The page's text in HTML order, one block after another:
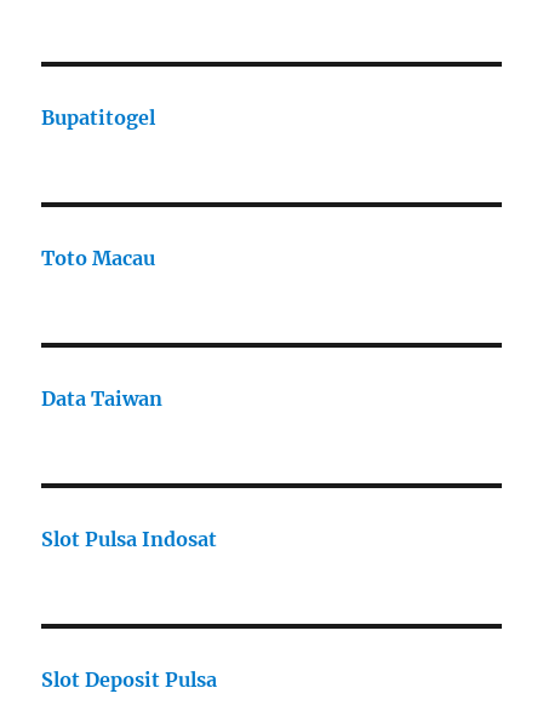
Bupatitogel
Toto Macau
Data Taiwan
Slot Pulsa Indosat
Slot Deposit Pulsa